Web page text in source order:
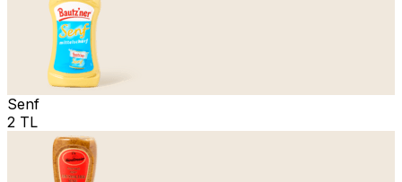
Senf
2 TL